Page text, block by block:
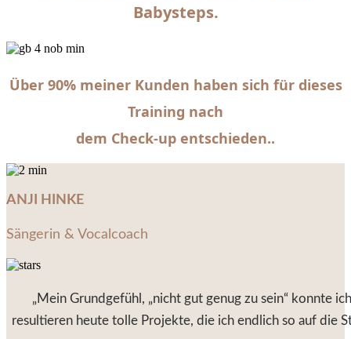
Babysteps.
Über 90% meiner Kunden haben sich für dieses
Training nach
dem Check-up entschieden..
ANJI HINKE
Sängerin & Vocalcoach
„Mein Grundgefühl, „nicht gut genug zu sein“ konnte
resultieren heute tolle Projekte, die ich endlich so auf die